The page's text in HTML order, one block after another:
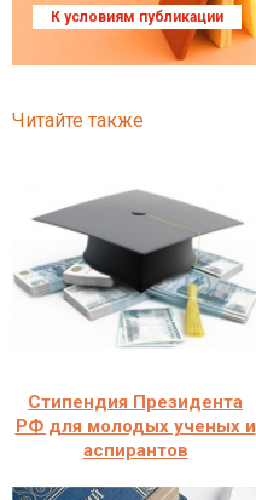
К условиям публикации
Читайте также
Стипендия Президента
РФ для молодых ученых и
аспирантов